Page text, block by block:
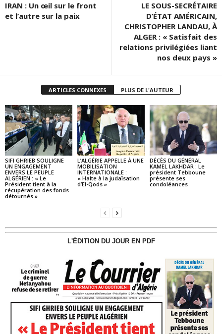
IRAN : Un œil sur le front
et l’autre sur la paix
LE SOUS-SECRÉTAIRE
D’ÉTAT AMÉRICAIN,
CHRISTOPHER LANDAU, À
ALGER : « Satisfait des
relations privilégiées liant
nos deux pays »
ARTICLES CONNEXES PLUS DE L'AUTEUR
SIFI GHRIEB SOULIGNE
UN ENGAGEMENT
ENVERS LE PEUPLE
ALGÉRIEN : « Le
Président tient à la
récupération des fonds
détournés »
L’ALGÉRIE APPELLE À UNE
MOBILISATION
INTERNATIONALE :
« Halte à la judaïsation
d’El-Qods »
DÉCÈS DU GÉNÉRAL
KAMEL LAKHDAR : Le
président Tebboune
présente ses
condoléances
L'ÉDITION DU JOUR EN PDF